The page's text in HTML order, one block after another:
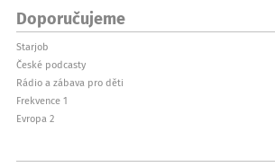
Doporučujeme
Starjob
České podcasty
Rádio a zábava pro děti
Frekvence 1
Evropa 2